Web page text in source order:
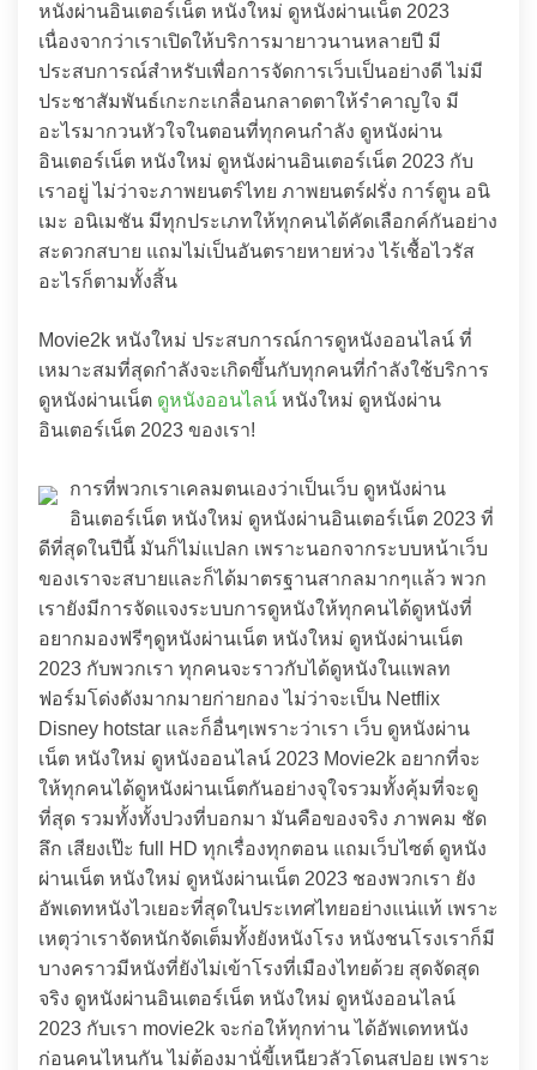
หนังผ่านอินเตอร์เน็ต หนังใหม่ ดูหนังผ่านเน็ต 2023
เนื่องจากว่าเราเปิดให้บริการมายาวนานหลายปี มี
ประสบการณ์สำหรับเพื่อการจัดการเว็บเป็นอย่างดี ไม่มี
ประชาสัมพันธ์เกะกะเกลื่อนกลาดตาให้รำคาญใจ มี
อะไรมากวนหัวใจในตอนที่ทุกคนกำลัง ดูหนังผ่าน
อินเตอร์เน็ต หนังใหม่ ดูหนังผ่านอินเตอร์เน็ต 2023 กับ
เราอยู่ ไม่ว่าจะภาพยนตร์ไทย ภาพยนตร์ฝรั่ง การ์ตูน อนิ
เมะ อนิเมชัน มีทุกประเภทให้ทุกคนได้คัดเลือกค์กันอย่าง
สะดวกสบาย แถมไม่เป็นอันตรายหายห่วง ไร้เชื้อไวรัส
อะไรก็ตามทั้งสิ้น
Movie2k หนังใหม่ ประสบการณ์การดูหนังออนไลน์ ที่
เหมาะสมที่สุดกำลังจะเกิดขึ้นกับทุกคนที่กำลังใช้บริการ
ดูหนังผ่านเน็ต ดูหนังออนไลน์ หนังใหม่ ดูหนังผ่าน
อินเตอร์เน็ต 2023 ของเรา!
การที่พวกเราเคลมตนเองว่าเป็นเว็บ ดูหนังผ่าน
อินเตอร์เน็ต หนังใหม่ ดูหนังผ่านอินเตอร์เน็ต 2023 ที่
ดีที่สุดในปีนี้ มันก็ไม่แปลก เพราะนอกจากระบบหน้าเว็บ
ของเราจะสบายและก็ได้มาตรฐานสากลมากๆแล้ว พวก
เรายังมีการจัดแจงระบบการดูหนังให้ทุกคนได้ดูหนังที่
อยากมองฟรีๆดูหนังผ่านเน็ต หนังใหม่ ดูหนังผ่านเน็ต
2023 กับพวกเรา ทุกคนจะราวกับได้ดูหนังในแพลท
ฟอร์มโด่งดังมากมายก่ายกอง ไม่ว่าจะเป็น Netflix
Disney hotstar และก็อื่นๆเพราะว่าเรา เว็บ ดูหนังผ่าน
เน็ต หนังใหม่ ดูหนังออนไลน์ 2023 Movie2k อยากที่จะ
ให้ทุกคนได้ดูหนังผ่านเน็ตกันอย่างจุใจรวมทั้งคุ้มที่จะดู
ที่สุด รวมทั้งทั้งปวงที่บอกมา มันคือของจริง ภาพคม ชัด
ลึก เสียงเป๊ะ full HD ทุกเรื่องทุกตอน แถมเว็บไซต์ ดูหนัง
ผ่านเน็ต หนังใหม่ ดูหนังผ่านเน็ต 2023 ชองพวกเรา ยัง
อัพเดทหนังไวเยอะที่สุดในประเทศไทยอย่างแน่แท้ เพราะ
เหตุว่าเราจัดหนักจัดเต็มทั้งยังหนังโรง หนังชนโรงเราก็มี
บางคราวมีหนังที่ยังไม่เข้าโรงที่เมืองไทยด้วย สุดจัดสุด
จริง ดูหนังผ่านอินเตอร์เน็ต หนังใหม่ ดูหนังออนไลน์
2023 กับเรา movie2k จะก่อให้ทุกท่าน ได้อัพเดทหนัง
ก่อนคนไหนกัน ไม่ต้องมานั่ขี้เหนียวลัวโดนสปอย เพราะ